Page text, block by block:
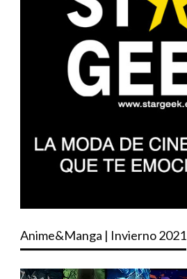
Anime&Manga | Invierno 2021